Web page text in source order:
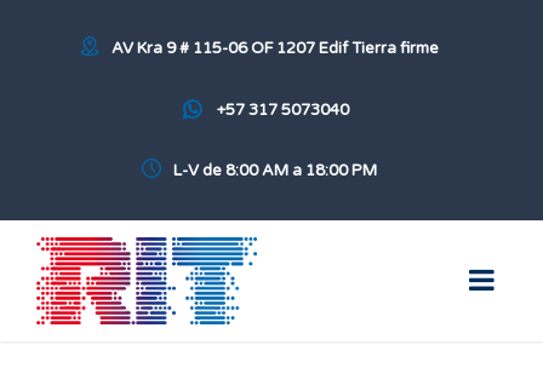
AV Kra 9 # 115-06 OF 1207 Edif Tierra firme
+57 317 5073040
L-V de 8:00 AM a 18:00 PM